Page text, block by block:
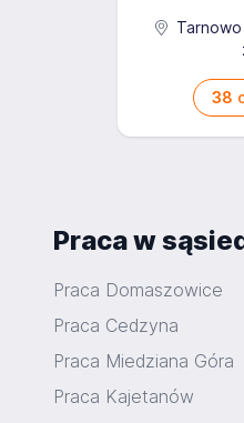
38
Praca w
Praca Domaszowice
Praca Cedzyna
Praca Miedziana Góra
Praca Kajetanów